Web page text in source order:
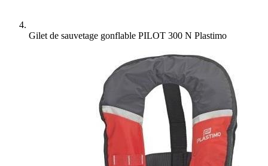
Gilet de sauvetage gonflable PILOT 300 N Plastimo